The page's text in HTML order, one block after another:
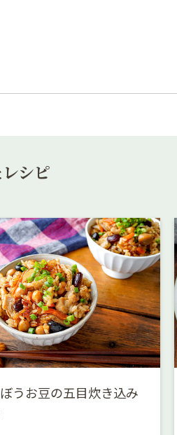
シピ
うお豆の五目炊き込み